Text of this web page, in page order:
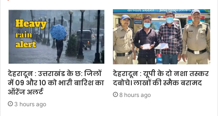
देहरादून : उत्तराखंड के छ: जिलों
में 09 और 10 को भारी बारिश का
ऑरेंज अलर्ट
3 hours ago
देहरादून : यूपी के दो नशा तस्कर
दबोचे। लाखों की स्मैक बरामद
8 hours ago